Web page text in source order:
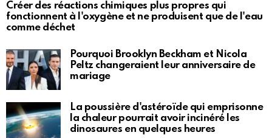
Créer des réactions chimiques plus propres qui
fonctionnent à l'oxygène et ne produisent que de l'eau
comme déchet
Pourquoi Brooklyn Beckham et Nicola
Peltz changeraient leur anniversaire de
mariage
La poussière d'astéroïde qui emprisonne
la chaleur pourrait avoir incinéré les
dinosaures en quelques heures